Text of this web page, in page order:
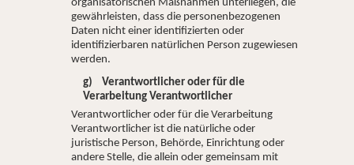
organisatorischen Maßnahmen unterliegen, die
gewährleisten, dass die personenbezogenen
Daten nicht einer identifizierten oder
identifizierbaren natürlichen Person zugewiesen
werden.
g) Verantwortlicher oder für die
Verarbeitung Verantwortlicher
Verantwortlicher oder für die Verarbeitung
Verantwortlicher ist die natürliche oder
juristische Person, Behörde, Einrichtung oder
andere Stelle, die allein oder gemeinsam mit